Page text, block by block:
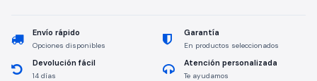
Envío rápido
Opciones disponibles
Garantía
En productos seleccionados
Devolución fácil
14 días
Atención personalizada
Te ayudamos